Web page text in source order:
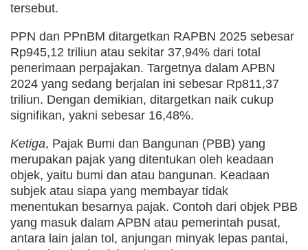
tersebut.
PPN dan PPnBM ditargetkan RAPBN 2025 sebesar
Rp945,12 triliun atau sekitar 37,94% dari total
penerimaan perpajakan. Targetnya dalam APBN
2024 yang sedang berjalan ini sebesar Rp811,37
triliun. Dengan demikian, ditargetkan naik cukup
signifikan, yakni sebesar 16,48%.
Ketiga, Pajak Bumi dan Bangunan (PBB) yang
merupakan pajak yang ditentukan oleh keadaan
objek, yaitu bumi dan atau bangunan. Keadaan
subjek atau siapa yang membayar tidak
menentukan besarnya pajak. Contoh dari objek PBB
yang masuk dalam APBN atau pemerintah pusat,
antara lain jalan tol, anjungan minyak lepas pantai,